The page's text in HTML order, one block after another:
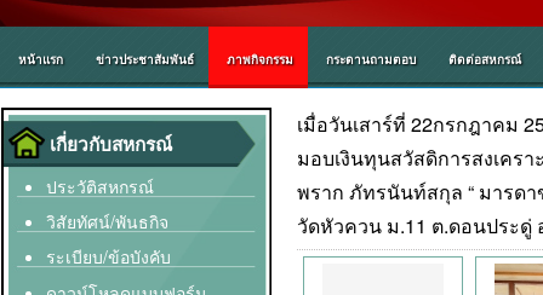
หน้าแรก ข่าวประชาสัมพันธ์ ภาพกิจกรรม กระดานถามตอบ ติดต่อสหกรณ์
เมื่อวันเสาร์ที่ 22กรกฎาคม
มอบเงินทุนสวัสดิการสงเคร
พราก ภัทรนันท์สกุล “ มารด
วัดหัวควน ม.11 ต.ดอนประดู่
เกี่ยวกับสหกรณ์
ประวัติสหกรณ์
วิสัยทัศน์/พันธกิจ
ระเบียบ/ข้อบังคับ